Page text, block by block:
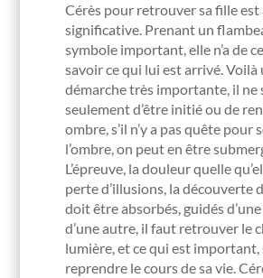
Cérès pour retrouver sa fille est
significative. Prenant un
symbole important, elle n’a de
savoir ce qui lui est arrivé. Voilà
démarche très importante, il ne
seulement d’être initié ou de
ombre, s’il n’y a pas quête pour
l’ombre, on peut en être
L’épreuve, la douleur quelle
perte d’illusions, la découverte
doit être absorbés, guidés
d’une autre, il faut retrouver le
lumière, et ce qui est important,
reprendre le cours de sa vie.